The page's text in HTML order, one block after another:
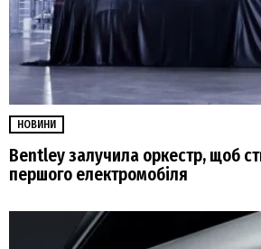
НОВИНИ
Bentley залучила оркестр, щоб
першого електромобіля